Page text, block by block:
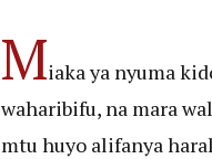
Miaka ya nyuma
waharibifu, na mara
mtu huyo alifanya